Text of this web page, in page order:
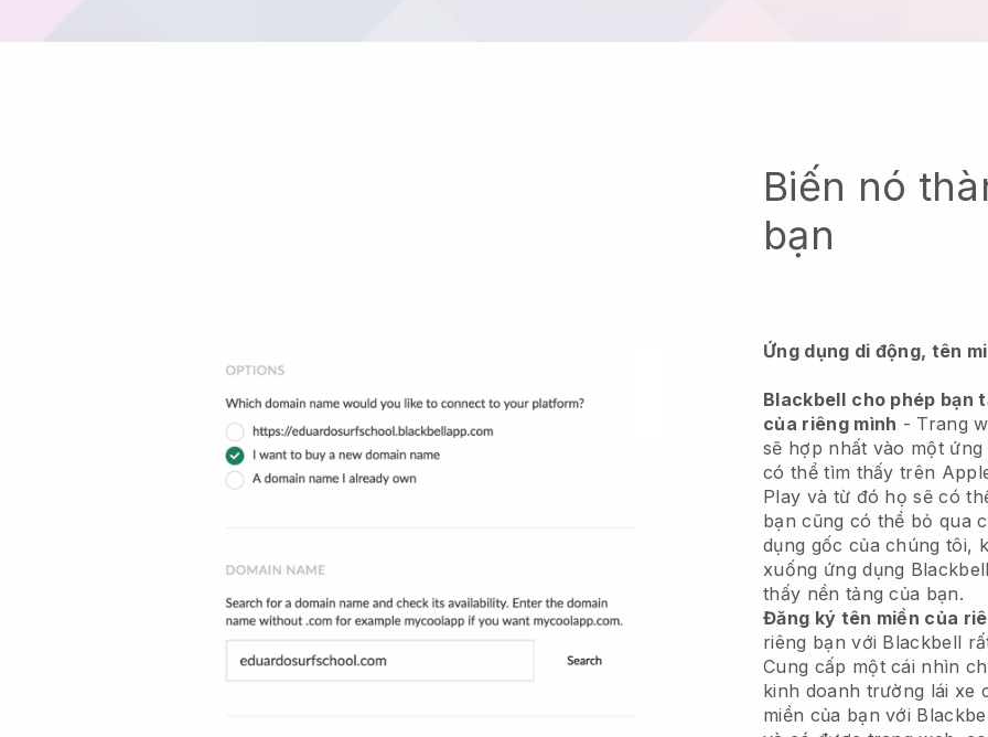
Biến nó
bạn
Ứng dụng di động, tên
Blackbell cho phép bạn
của riêng mình - Trang
sẽ hợp nhất vào một ứng
có thể tìm thấy trên
Play và từ đó họ sẽ có
bạn cũng có thể bỏ qua
dụng gốc của chúng tôi,
xuống ứng dụng
thấy nền tảng của bạn.
Đăng ký tên miền của
riêng bạn với Blackbell
Cung cấp một cái nhìn
kinh doanh trường lái xe
miền của bạn với